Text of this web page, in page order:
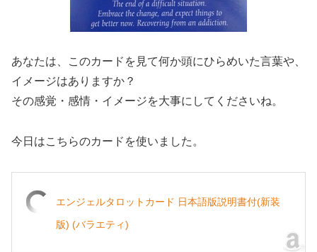
あなたは、このカードを見て何か頭にひらめいた言葉や、
イメージはありますか？
その感覚・感情・イメージを大事にしてくださいね。
今日はこちらのカードを使いました。
エンジェルタロットカード 日本語版説明書付(新装
版) (バラエティ)